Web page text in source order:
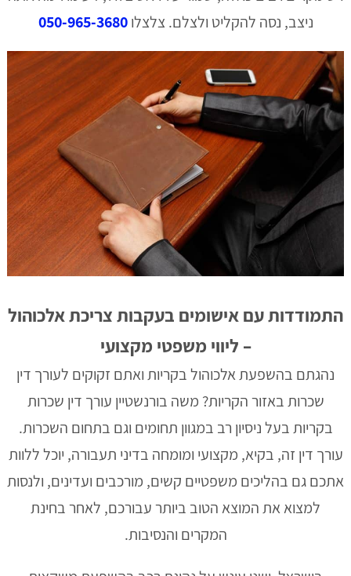
ניצב, נסה להקליט ולצלם. צלצלו050-965-3680
התמודדות עם אישומים בעקבות צריכת אלכוהול
– ליווי משפטי מקצועי
נהגתם בהשפעת אלכוהול בקריות ואתם זקוקים לעורך דין
שכרות באזור הקריות? משה בורנשטיין עורך דין שכרות
בקריות בעל ניסיון רב במגוון תחומים וגם בתחום השכרות.
עורך דין זה, בקיא, מקצועי ומומחה בדיני תעבורה, יוכל ללוות
אתכם גם בהליכים משפטיים קשים, מורכבים ועדינים, ולנסות
למצוא את המוצא הטוב ביותר עבורכם, לאחר בחינת
המקרים והנסיבות.